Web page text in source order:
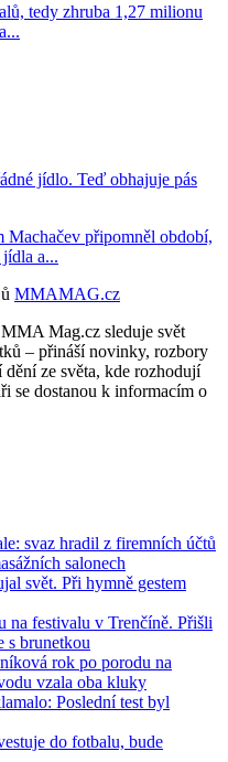
tedy zhruba 1,27 milionu
jídlo. Teď obhajuje pás
Machačev připomněl období,
a...
MMAMAG.cz
Mag.cz sleduje svět
– přináší novinky, rozbory
ze světa, kde rozhodují
se dostanou k informacím o
svaz hradil z firemních účtů
salonech
svět. Při hymně gestem
na festivalu v Trenčíně. Přišli
s brunetkou
rok po porodu na
vzala oba kluky
Poslední test byl
do fotbalu, bude